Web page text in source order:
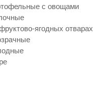
с овощами
ягодных отварах